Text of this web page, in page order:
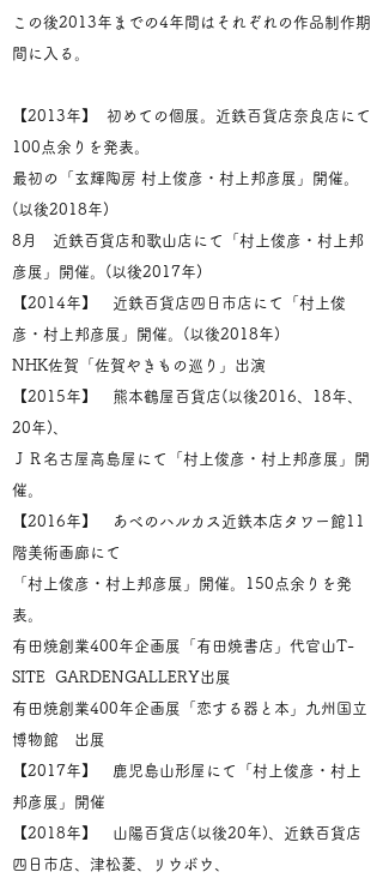
この後2013年までの4年間はそれぞれの作品制作期
間に入る。
【2013年】 初めての個展。近鉄百貨店奈良店にて
100点余りを発表。
最初の「玄輝陶房 村上俊彦・村上邦彦展」開催。
(以後2018年)
8月 近鉄百貨店和歌山店にて「村上俊彦・村上邦
彦展」開催。(以後2017年)
【2014年】 近鉄百貨店四日市店にて「村上俊
彦・村上邦彦展」開催。(以後2018年)
NHK佐賀「佐賀やきもの巡り」出演
【2015年】 熊本鶴屋百貨店(以後2016、18年、
20年)、
ＪＲ名古屋高島屋にて「村上俊彦・村上邦彦展」開
催。
【2016年】 あべのハルカス近鉄本店タワー館11
階美術画廊にて
「村上俊彦・村上邦彦展」開催。150点余りを発
表。
有田焼創業400年企画展「有田焼書店」代官山T-
SITE GARDENGALLERY出展
有田焼創業400年企画展「恋する器と本」九州国立
博物館 出展
【2017年】 鹿児島山形屋にて「村上俊彦・村上
邦彦展」開催
【2018年】 山陽百貨店(以後20年)、近鉄百貨店
四日市店、津松菱、リウボウ、